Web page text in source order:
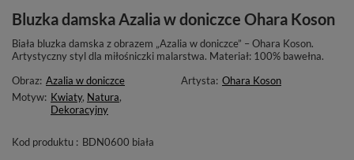
Bluzka damska Azalia w doniczce Ohara Koson
Biała bluzka damska z obrazem „Azalia w doniczce” – Ohara Koson.
Artystyczny styl dla miłośniczki malarstwa. Materiał: 100% bawełna.
Obraz: Azalia w doniczce Artysta: Ohara Koson
Motyw: Kwiaty, Natura,
Dekoracyjny
Kod produktu : BDN0600 biała